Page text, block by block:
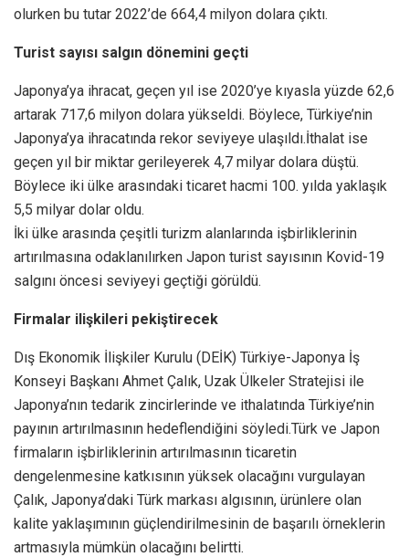
olurken bu tutar 2022’de 664,4 milyon dolara çıktı.
Turist sayısı salgın dönemini geçti
Japonya’ya ihracat, geçen yıl ise 2020’ye kıyasla yüzde 62,6
artarak 717,6 milyon dolara yükseldi. Böylece, Türkiye’nin
Japonya’ya ihracatında rekor seviyeye ulaşıldı.İthalat ise
geçen yıl bir miktar gerileyerek 4,7 milyar dolara düştü.
Böylece iki ülke arasındaki ticaret hacmi 100. yılda yaklaşık
5,5 milyar dolar oldu.
İki ülke arasında çeşitli turizm alanlarında işbirliklerinin
artırılmasına odaklanılırken Japon turist sayısının Kovid-19
salgını öncesi seviyeyi geçtiği görüldü.
Firmalar ilişkileri pekiştirecek
Dış Ekonomik İlişkiler Kurulu (DEİK) Türkiye-Japonya İş
Konseyi Başkanı Ahmet Çalık, Uzak Ülkeler Stratejisi ile
Japonya’nın tedarik zincirlerinde ve ithalatında Türkiye’nin
payının artırılmasının hedeflendiğini söyledi.Türk ve Japon
firmaların işbirliklerinin artırılmasının ticaretin
dengelenmesine katkısının yüksek olacağını vurgulayan
Çalık, Japonya’daki Türk markası algısının, ürünlere olan
kalite yaklaşımının güçlendirilmesinin de başarılı örneklerin
artmasıyla mümkün olacağını belirtti.